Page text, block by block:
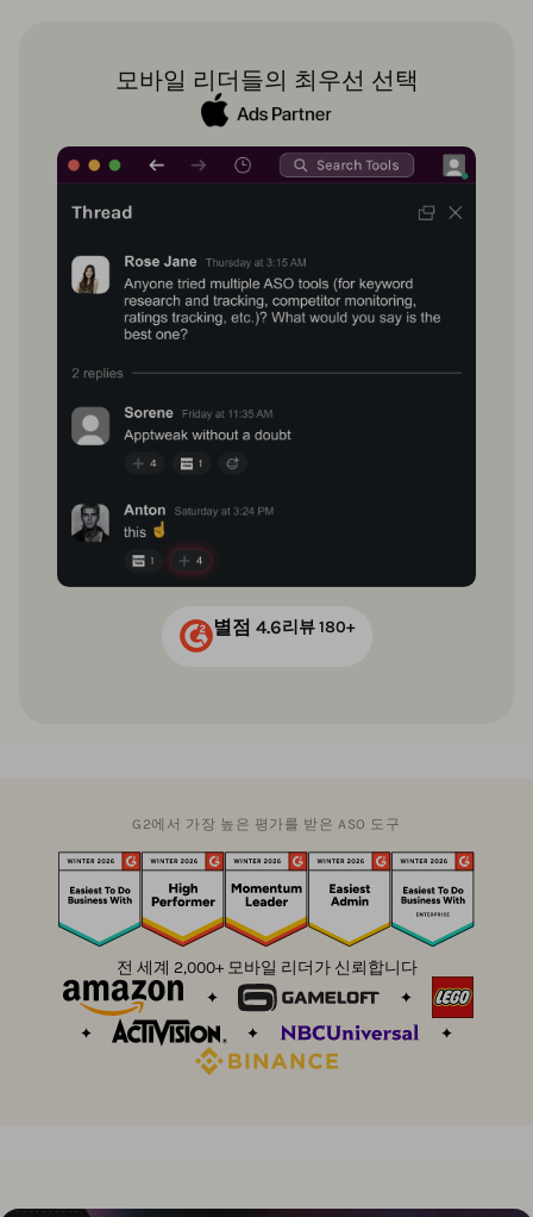
모바일 리더들의 최우선 선택
별점 4.6리뷰 180+
G2에서 가장 높은 평가를 받은 ASO 도구
전 세계 2,000+ 모바일 리더가 신뢰합니다